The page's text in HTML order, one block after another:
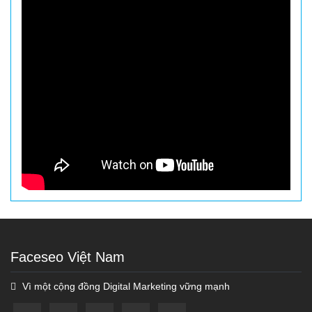
Faceseo Việt Nam
Vì một cộng đồng Digital Marketing vững mạnh